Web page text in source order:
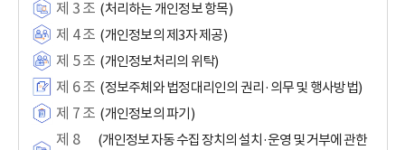
제 3 조 (처리하는 개인정보 항목)
제 4 조 (개인정보의 제3자 제공)
제 5 조 (개인정보처리의 위탁)
제 6 조 (정보주체와 법정대리인의 권리·의무 및 행사방법)
제 7 조 (개인정보의 파기)
제 8
(개인정보 자동 수집 장치의 설치·운영 및 거부에 관한